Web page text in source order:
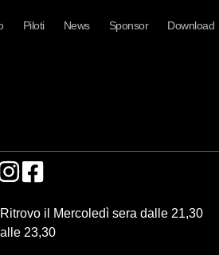
Piloti News Sponsor Download
Ritrovo il Mercoledì sera dalle 21,30
alle 23,30